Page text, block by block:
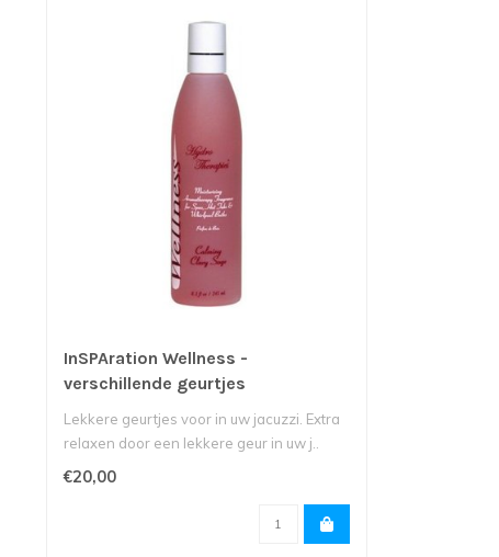
InSPAration Wellness -
verschillende geurtjes
Lekkere geurtjes voor in uw jacuzzi. Extra
relaxen door een lekkere geur in uw j..
€20,00